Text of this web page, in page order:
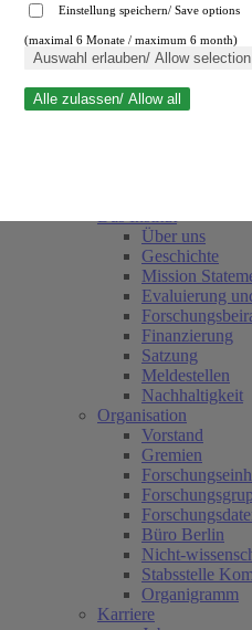
Suche schließen
Über uns
Geschichte
Mission
Evaluierung
Finanzierung
Satzung
Meldestellen
Nachhaltigkeit
Organisation
Vorstand
Gremien
Büro Berlin
Nicht-
Stabsstelle
Organigramm
Karriere
Einstellung speichern/ Save options
(maximal 6 Monate / maximum 6 month)
Auswahl erlauben/ Allow selection
Alle zulassen/ Allow all